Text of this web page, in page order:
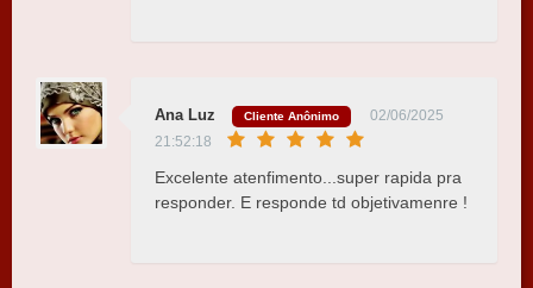
Ana Luz Cliente Anônimo
02/06/2025
21:52:18
Excelente atenfimento...super rapida pra
responder. E responde td objetivamenre !